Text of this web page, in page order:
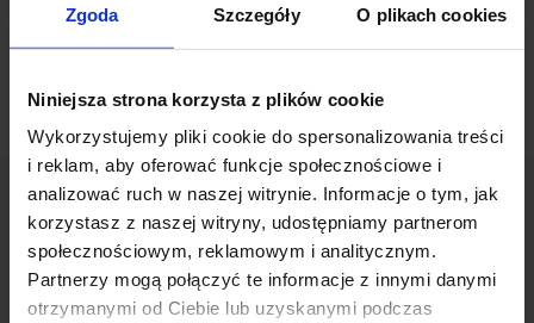
Zgoda Szczegóły O plikach cookies
Niniejsza strona korzysta z plików cookie
Wykorzystujemy pliki cookie do spersonalizowania treści
i reklam, aby oferować funkcje społecznościowe i
analizować ruch w naszej witrynie. Informacje o tym, jak
korzystasz z naszej witryny, udostępniamy partnerom
społecznościowym, reklamowym i analitycznym.
Partnerzy mogą połączyć te informacje z innymi danymi
otrzymanymi od Ciebie lub uzyskanymi podczas